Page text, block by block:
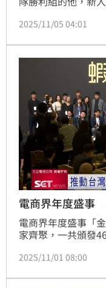
表示自己參加頒獎
鷹的林詩翔會奪獎。
2025/11/05 04:01
電商界年度盛事
電商界年度盛事「
家齊聚，一共頒發
2025/11/01 08:00